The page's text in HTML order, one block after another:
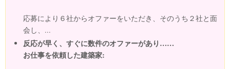
応募により６社からオファーをいただき、そのうち２社と面
会し、...
反応が早く、すぐに数件のオファーがあり……
お仕事を依頼した建築家: